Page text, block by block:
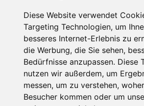
Diese Website verwendet
Targeting Technologien, um
besseres Internet-Erlebnis zu
die Werbung, die Sie sehen,
Bedürfnisse anzupassen. Diese
nutzen wir außerdem, um
messen, um zu verstehen,
Besucher kommen oder um
Website